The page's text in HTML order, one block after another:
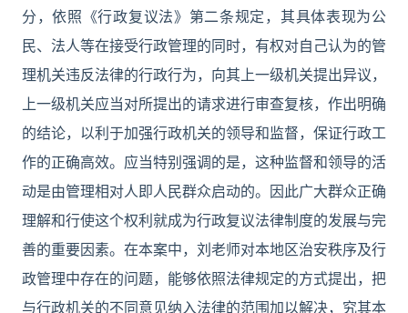
分，依照《行政复议法》第二条规定，其具体表现为公
民、法人等在接受行政管理的同时，有权对自己认为的管
理机关违反法律的行政行为，向其上一级机关提出异议，
上一级机关应当对所提出的请求进行审查复核，作出明确
的结论，以利于加强行政机关的领导和监督，保证行政工
作的正确高效。应当特别强调的是，这种监督和领导的活
动是由管理相对人即人民群众启动的。因此广大群众正确
理解和行使这个权利就成为行政复议法律制度的发展与完
善的重要因素。在本案中，刘老师对本地区治安秩序及行
政管理中存在的问题，能够依照法律规定的方式提出，把
与行政机关的不同意见纳入法律的范围加以解决，究其本